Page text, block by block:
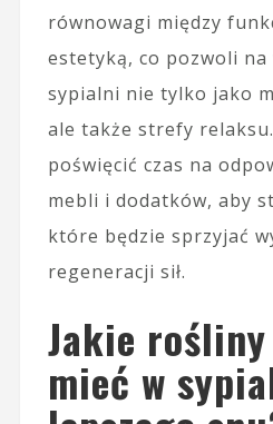
równowagi między
estetyką, co pozwoli
sypialni nie tylko jako
ale także strefy
poświęcić czas na
mebli i dodatków, aby
które będzie sprzyjać
regeneracji sił.
Jakie
mieć w